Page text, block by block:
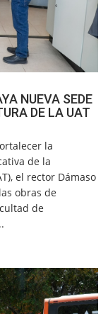
NUEVA SEDE
DE LA UAT
la
de la
el rector Dámaso
obras de
de